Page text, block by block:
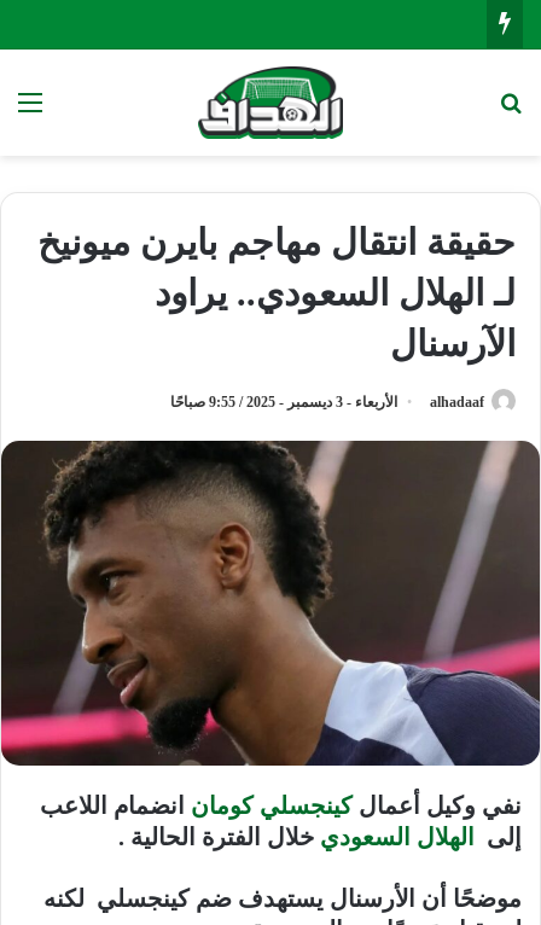
حقيقة انتقال مهاجم بايرن ميونيخ
لـ الهلال السعودي.. يراود
الآرسنال
alhadaaf الأربعاء - 3 ديسمبر - 2025 / 9:55 صباحًا
نفي وكيل أعمالكينجسلي كومان انضمام اللاعب
إلى
الهلال السعودي خلال الفترة الحالية .
موضحًا أن الأرسنال يستهدف ضم كينجسلي لكنه